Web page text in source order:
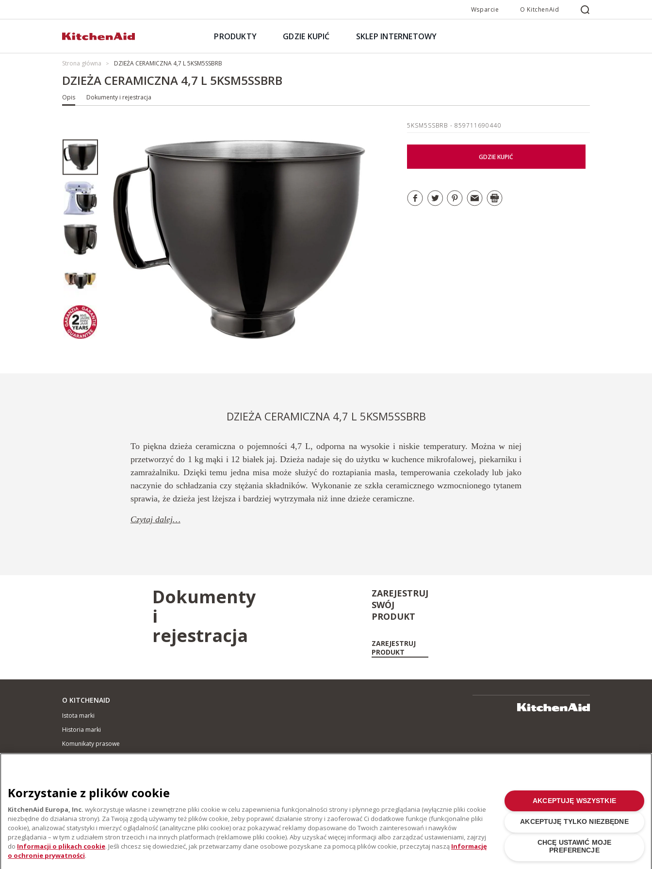
Wsparcie O KitchenAid
PRODUKTY GDZIE KUPIĆ SKLEP INTERNETOWY
Strona główna DZIEŻA CERAMICZNA 4,7 L 5KSM5SSBRB
DZIEŻA CERAMICZNA 4,7 L 5KSM5SSBRB
Opis Dokumenty i rejestracja
5KSM5SSBRB - 859711690440
GDZIE KUPIĆ
DZIEŻA CERAMICZNA 4,7 L 5KSM5SSBRB
To piękna dzieża ceramiczna o pojemności 4,7 L, odporna na wysokie i niskie temperatury. Można w niej
przetworzyć do 1 kg mąki i 12 białek jaj. Dzieża nadaje się do użytku w kuchence mikrofalowej, piekarniku i
zamrażalniku. Dzięki temu jedna misa może służyć do roztapiania masła, temperowania czekolady lub jako
naczynie do schładzania czy stężania składników. Wykonanie ze szkła ceramicznego wzmocnionego tytanem
sprawia, że dzieża jest lżejsza i bardziej wytrzymała niż inne dzieże ceramiczne.
Czytaj dalej…
Dokumenty
i
rejestracja
ZAREJESTRUJ
SWÓJ
PRODUKT
ZAREJESTRUJ
PRODUKT
O KITCHENAID
Istota marki
Historia marki
Komunikaty prasowe
Gdzie kupić
Znajdź najbliższy serwis
Gwarancja i Dokumentacja
Korzystanie z plików cookie
KitchenAid Europa, Inc. wykorzystuje własne i zewnętrzne pliki cookie w celu zapewnienia funkcjonalności strony i płynnego przeglądania (wyłącznie pliki cookie
niezbędne do działania strony). Za Twoją zgodą używamy też plików cookie, żeby poprawić działanie strony i zaoferować Ci dodatkowe funkcje (funkcjonalne pliki
cookie), analizować statystyki i mierzyć oglądalność (analityczne pliki cookie) oraz pokazywać reklamy dopasowane do Twoich zainteresowań i nawyków
przeglądania – w tym z udziałem stron trzecich i na innych platformach (reklamowe pliki cookie). Aby uzyskać więcej informacji albo zarządzać ustawieniami, zajrzyj
do Informacji o plikach cookie. Jeśli chcesz się dowiedzieć, jak przetwarzamy dane osobowe pozyskane za pomocą plików cookie, przeczytaj naszą Informację
o ochronie prywatności.
CHCĘ USTAWIĆ MOJE
PREFERENCJE
AKCEPTUJĘ TYLKO NIEZBĘDNE
AKCEPTUJĘ WSZYSTKIE